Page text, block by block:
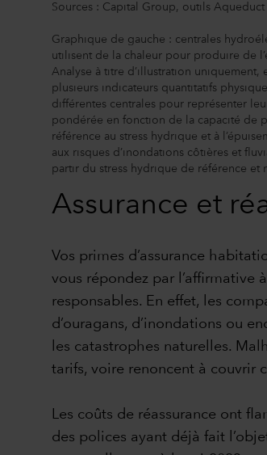
Sources : Capital Group, outils
Graphique de gauche : centrales
utilisent de la chaleur pour produire de
Analyse à titre d’illustration uniquement,
plusieurs indicateurs quantitatifs
différentes centrales pour représenter
pondérée en fonction de la capacité de
référence au stress hydrique et à
aux risques d’inondations côtières et
partir du stress hydrique de référence
Assurance et
Vos primes d’assurance
vous répondez par l’affirmative
responsables. En effet, les
d’ouragans, d’inondations ou
les catastrophes naturelles.
tarifs, voire renoncent à couvrir
Les coûts de réassurance ont
des polices ayant déjà fait